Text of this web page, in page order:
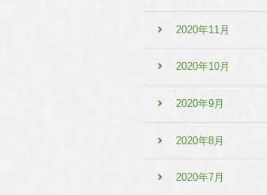
2020年11月
2020年10月
2020年9月
2020年8月
2020年7月